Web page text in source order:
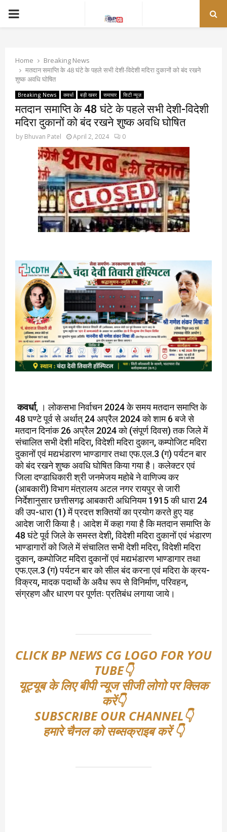
PRIMARY
Home
Breaking News
मतदान समाप्ति के 48 घंटे के पहले सभी देशी-विदेशी मदिरा दुकानों को बंद रखने
शुष्क अवधि घोषित
Breaking News कवर्धा बड़ी खबर समाचार सिटी न्यूज़
मतदान समाप्ति के 48 घंटे के पहले सभी देशी-विदेशी
मदिरा दुकानों को बंद रखने शुष्क अवधि घोषित
by Bhuvan Patel April 2, 2024 0
कवर्धा, । लोकसभा निर्वाचन 2024 के समय मतदान समाप्ति के
48 घण्टे पूर्व से अर्थात् 24 अप्रैल 2024 को शाम 6 बजे से
मतदान दिनांक 26 अप्रैल 2024 को (संपूर्ण दिवस) तक जिले में
संचालित सभी देशी मदिरा, विदेशी मदिरा दुकान, कम्पोजिट मदिरा
दुकानों एवं मद्यभंडारण भाण्डागार तथा एफ.एल.3 (ग) पर्यटन बार
को बंद रखने शुष्क अवधि घोषित किया गया है। कलेक्टर एवं
जिला दण्डाधिकारी श्री जनमेजय महोबे ने वाणिज्य कर
(आबकारी) विभाग मंत्रालय अटल नगर रायपुर से जारी
निर्देशानुसार छत्तीसगढ़ आबकारी अधिनियम 1915 की धारा 24
की उप-धारा (1) में प्रदत्त शक्तियों का प्रयोग करते हुए यह
आदेश जारी किया है। आदेश में कहा गया है कि मतदान समाप्ति के
48 घंटे पूर्व जिले के समस्त देशी, विदेशी मदिरा दुकानों एवं भंडारण
भाण्डागारों को जिले में संचालित सभी देशी मदिरा, विदेशी मदिरा
दुकान, कम्पोजिट मदिरा दुकानों एवं मद्यभंडारण भाण्डागार तथा
एफ.एल.3 (ग) पर्यटन बार को सील बंद करना एवं मदिरा के क्रय-
विक्रय, मादक पदार्थो के अवैध रूप से विनिर्माण, परिवहन,
संग्रहण और धारण पर पूर्णतः प्रतिबंध लगाया जाये।
CLICK BP NEWS CG LOGO FOR YOU
TUBE👇
यूट्यूब के लिए बीपी न्यूज सीजी लोगो पर क्लिक
करें👇
SUBSCRIBE OUR CHANNEL👇
हमारे चैनल को सब्सक्राइब करें 👇